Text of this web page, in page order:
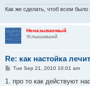
Как же сделать, чтоб всем было
Неназываемый
Услышавший
Re: как настойка лечит
P
s
Tue Sep 21, 2010 10:01 am
1. про то как действуют